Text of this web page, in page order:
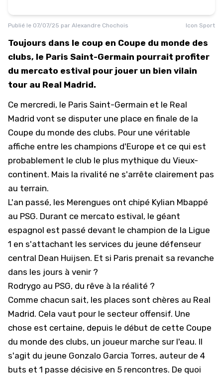
Publié le 07/07/25 par Alexandre Chochois Icon Sport
Toujours dans le coup en Coupe du monde des
clubs, le Paris Saint-Germain pourrait profiter
du mercato estival pour jouer un bien vilain
tour au Real Madrid.
Ce mercredi, le Paris Saint-Germain et le Real
Madrid vont se disputer une place en finale de la
Coupe du monde des clubs. Pour une véritable
affiche entre les champions d'Europe et ce qui est
probablement le club le plus mythique du Vieux-
continent. Mais la rivalité ne s'arrête clairement pas
au terrain.
L'an passé, les Merengues ont chipé Kylian Mbappé
au PSG. Durant ce mercato estival, le géant
espagnol est passé devant le champion de la Ligue
1 en s'attachant les services du jeune défenseur
central Dean Huijsen. Et si Paris prenait sa revanche
dans les jours à venir ?
Rodrygo au PSG, du rêve à la réalité ?
Comme chacun sait, les places sont chères au Real
Madrid. Cela vaut pour le secteur offensif. Une
chose est certaine, depuis le début de cette Coupe
du monde des clubs, un joueur marche sur l'eau. Il
s'agit du jeune Gonzalo Garcia Torres, auteur de 4
buts et 1 passe décisive en 5 rencontres. De quoi